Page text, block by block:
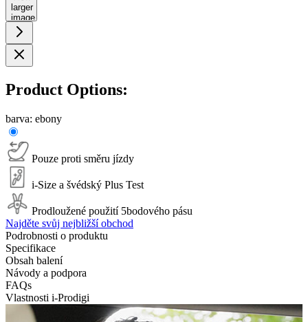
larger
image
Product Options:
barva: ebony
Pouze proti směru jízdy
i-Size a švédský Plus Test
Prodloužené použití 5bodového pásu
Najděte svůj nejbližší obchod
Podrobnosti o produktu
Specifikace
Obsah balení
Návody a podpora
FAQs
Vlastnosti i-Prodigi